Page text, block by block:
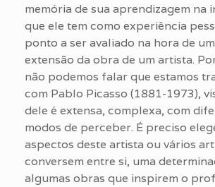
memória de sua aprendizagem na
que ele tem como experiência
ponto a ser avaliado na hora de
extensão da obra de um artista.
não podemos falar que estamos
com Pablo Picasso (1881-1973),
dele é extensa, complexa, com
modos de perceber. É preciso
aspectos deste artista ou vários
conversem entre si, uma
algumas obras que inspirem o